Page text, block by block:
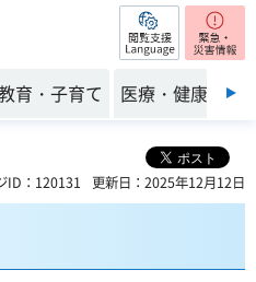
閲覧支援
育・子育て 医療・健康・福
ID：120131 更新日：2025年12月12日